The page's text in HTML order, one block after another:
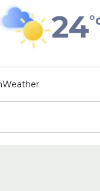
público
40 questões de
entre os
no
24